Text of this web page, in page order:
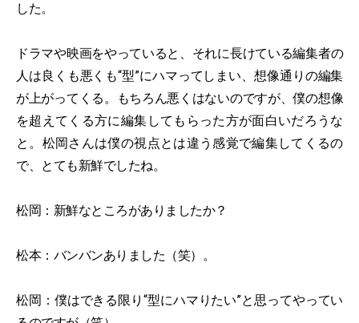
した。
ドラマや映画をやっていると、それに長けている編集者の
人は良くも悪くも“型”にハマってしまい、想像通りの編集
が上がってくる。もちろん悪くはないのですが、僕の想像
を超えてくる方に編集してもらった方が面白いだろうな
と。松岡さんは僕の視点とは違う感覚で編集してくるの
で、とても新鮮でしたね。
松岡：新鮮なところがありましたか？
松本：バンバンありました（笑）。
松岡：僕はできる限り“型にハマりたい”と思ってやってい